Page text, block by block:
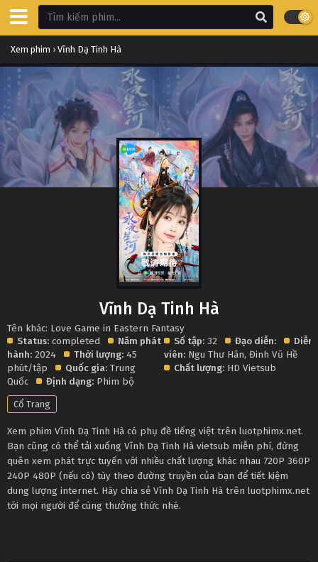
Xem phim › Vĩnh Dạ Tinh Hà
Vĩnh Dạ Tinh Hà
Tên khác: Love Game in Eastern Fantasy
Status: completed
Năm phát
hành: 2024 Thời lượng: 45
phút/tập
Quốc gia: Trung
Quốc
Định dạng: Phim bộ
Số tập: 32 Đạo diễn:
Diễn
viên: Ngu Thư Hân,Đinh Vũ Hề
Chất lượng: HD Vietsub
Cổ Trang
Xem phim Vĩnh Dạ Tinh Hà có phụ đề tiếng việt trên luotphimx.net.
Bạn cũng có thể tải xuống Vĩnh Dạ Tinh Hà vietsub miễn phí, đừng
quên xem phát trực tuyến với nhiều chất lượng khác nhau 720P 360P
240P 480P (nếu có) tùy theo đường truyền của bạn để tiết kiệm
dung lượng internet. Hãy chia sẻ Vĩnh Dạ Tinh Hà trên luotphimx.net
tới mọi người để cùng thưởng thức nhé.